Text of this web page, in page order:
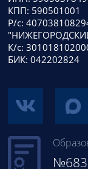
КПП: 590501001
Р/с:
К/с:
БИК: 042202824